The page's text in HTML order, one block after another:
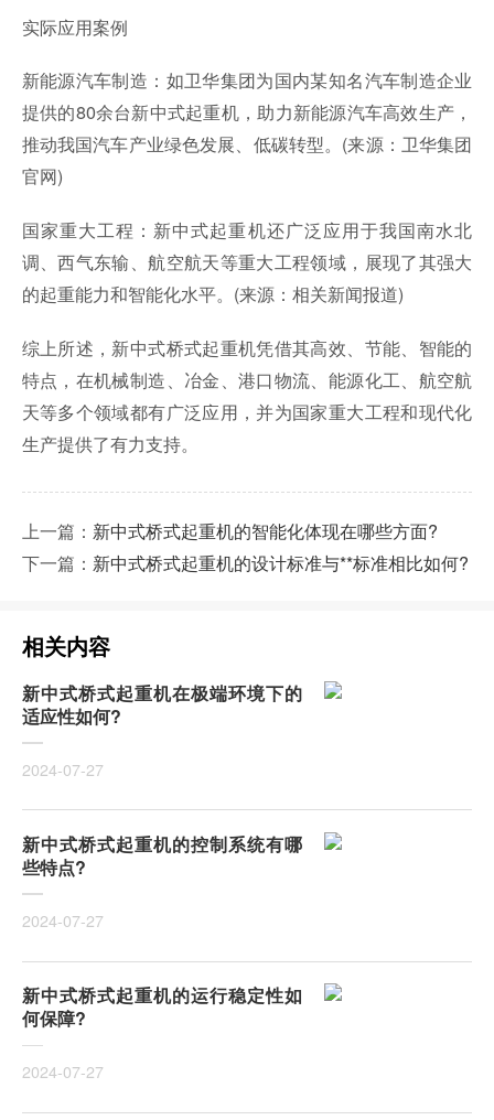
实际应用案例
新能源汽车制造：如卫华集团为国内某知名汽车制造企业
提供的80余台新中式起重机，助力新能源汽车高效生产，
推动我国汽车产业绿色发展、低碳转型。(来源：卫华集团
官网)
国家重大工程：新中式起重机还广泛应用于我国南水北
调、西气东输、航空航天等重大工程领域，展现了其强大
的起重能力和智能化水平。(来源：相关新闻报道)
综上所述，新中式桥式起重机凭借其高效、节能、智能的
特点，在机械制造、冶金、港口物流、能源化工、航空航
天等多个领域都有广泛应用，并为国家重大工程和现代化
生产提供了有力支持。
上一篇： 新中式桥式起重机的智能化体现在哪些方面?
下一篇： 新中式桥式起重机的设计标准与**标准相比如何?
相关内容
新中式桥式起重机在极端环境下的
适应性如何?
2024-07-27
新中式桥式起重机的控制系统有哪
些特点?
2024-07-27
新中式桥式起重机的运行稳定性如
何保障?
2024-07-27